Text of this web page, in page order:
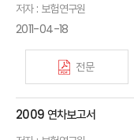
저자 : 보험연구원
2011-04-18
전문
2009 연차보고서